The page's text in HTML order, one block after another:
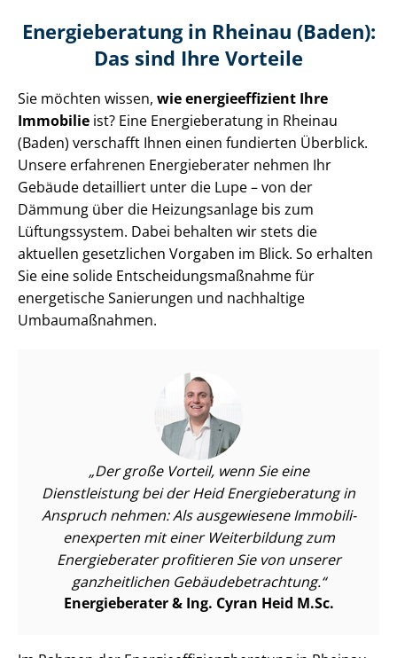
Energieberatung in Rheinau (Baden):
Das sind Ihre Vorteile
Sie möchten wissen, wie en­er­gie­ef­fi­zi­ent Ihre
Immobilie ist? Eine Energieberatung in Rheinau
(Baden) verschafft Ihnen einen fundierten Überblick.
Unsere erfahrenen Energieberater nehmen Ihr
Gebäude detailliert unter die Lupe – von der
Dämmung über die Heizungsanlage bis zum
Lüftungssystem. Dabei behalten wir stets die
aktuellen gesetzlichen Vorgaben im Blick. So erhalten
Sie eine solide Ent­schei­dungs­maß­nah­me für
energetische Sanierungen und nachhaltige
Umbaumaßnahmen.
Der große Vorteil, wenn Sie eine
Dienstleistung bei der Heid Energieberatung in
Anspruch nehmen: Als ausgewiesene Im­mo­bi­li­
en­ex­per­ten mit einer Weiterbildung zum
Energieberater profitieren Sie von unserer
ganzheitlichen Ge­bäu­de­be­trach­tung.
Energieberater & Ing. Cyran Heid M.Sc.